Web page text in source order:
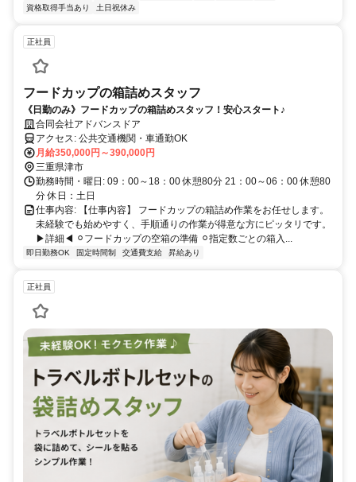
資格取得手当あり
土日祝休み
正社員
フードカップの箱詰めスタッフ
《日勤のみ》フードカップの箱詰めスタッフ！安心スタート♪
合同会社アドバンスドア
アクセス: 公共交通機関・車通勤OK
月給350,000円～390,000円
三重県津市
勤務時間・曜日: 09：00～18：00 休憩80分 21：00～06：00 休憩80
分 休日：土日
仕事内容: 【仕事内容】 フードカップの箱詰め作業をお任せします。
未経験でも始めやすく、手順通りの作業が得意な方にピッタリです。
▶詳細◀︎ ⚪︎フードカップの空箱の準備 ⚪︎指定数ごとの箱入...
即日勤務OK 固定時間制 交通費支給 昇給あり
正社員